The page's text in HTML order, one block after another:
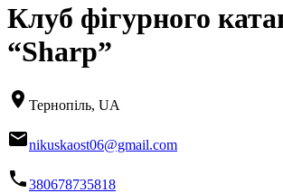
Клуб фігурного
“Sharp”
Тернопіль, UA
nikuskaost06@gmail.com
380678735818